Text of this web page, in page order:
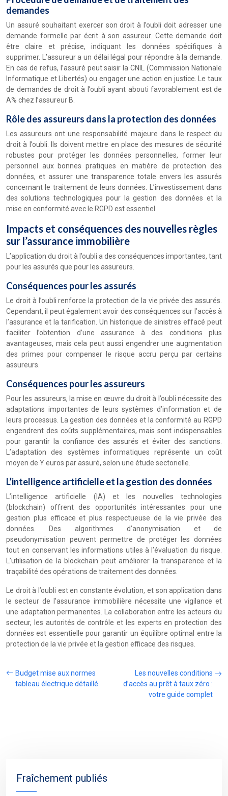
demandes
Un assuré souhaitant exercer son droit à l’oubli doit adresser une
demande formelle par écrit à son assureur. Cette demande doit
être claire et précise, indiquant les données spécifiques à
supprimer. L’assureur a un délai légal pour répondre à la demande.
En cas de refus, l’assuré peut saisir la CNIL (Commission Nationale
Informatique et Libertés) ou engager une action en justice. Le taux
de demandes de droit à l’oubli ayant abouti favorablement est de
A% chez l’assureur B.
Rôle des assureurs dans la protection des données
Les assureurs ont une responsabilité majeure dans le respect du
droit à l’oubli. Ils doivent mettre en place des mesures de sécurité
robustes pour protéger les données personnelles, former leur
personnel aux bonnes pratiques en matière de protection des
données, et assurer une transparence totale envers les assurés
concernant le traitement de leurs données. L’investissement dans
des solutions technologiques pour la gestion des données et la
mise en conformité avec le RGPD est essentiel.
Impacts et conséquences des nouvelles règles
sur l’assurance immobilière
L’application du droit à l’oubli a des conséquences importantes, tant
pour les assurés que pour les assureurs.
Conséquences pour les assurés
Le droit à l’oubli renforce la protection de la vie privée des assurés.
Cependant, il peut également avoir des conséquences sur l’accès à
l’assurance et la tarification. Un historique de sinistres effacé peut
faciliter l’obtention d’une assurance à des conditions plus
avantageuses, mais cela peut aussi engendrer une augmentation
des primes pour compenser le risque accru perçu par certains
assureurs.
Conséquences pour les assureurs
Pour les assureurs, la mise en œuvre du droit à l’oubli nécessite des
adaptations importantes de leurs systèmes d’information et de
leurs processus. La gestion des données et la conformité au RGPD
engendrent des coûts supplémentaires, mais sont indispensables
pour garantir la confiance des assurés et éviter des sanctions.
L’adaptation des systèmes informatiques représente un coût
moyen de Y euros par assuré, selon une étude sectorielle.
L’intelligence artificielle et la gestion des données
L’intelligence artificielle (IA) et les nouvelles technologies
(blockchain) offrent des opportunités intéressantes pour une
gestion plus efficace et plus respectueuse de la vie privée des
données. Des algorithmes d’anonymisation et de
pseudonymisation peuvent permettre de protéger les données
tout en conservant les informations utiles à l’évaluation du risque.
L’utilisation de la blockchain peut améliorer la transparence et la
traçabilité des opérations de traitement des données.
Le droit à l’oubli est en constante évolution, et son application dans
le secteur de l’assurance immobilière nécessite une vigilance et
une adaptation permanentes. La collaboration entre les acteurs du
secteur, les autorités de contrôle et les experts en protection des
données est essentielle pour garantir un équilibre optimal entre la
protection de la vie privée et la gestion efficace des risques.
Budget mise aux normes
tableau électrique détaillé
Les nouvelles conditions
d’accès au prêt à taux zéro :
votre guide complet
Fraîchement publiés